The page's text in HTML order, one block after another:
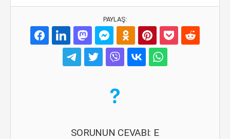
PAYLAŞ:
SORUNUN CEVABI: E